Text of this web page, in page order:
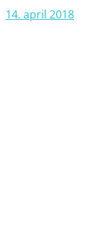
14. april 2018